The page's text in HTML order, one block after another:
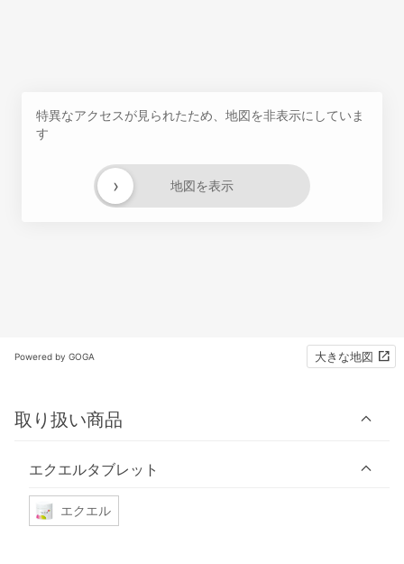
特異なアクセスが見られたため、地図を非表示にしていま
す
地図を表示
›
Powered by GOGA 大きな地図
取り扱い商品
エクエルタブレット
エクエル